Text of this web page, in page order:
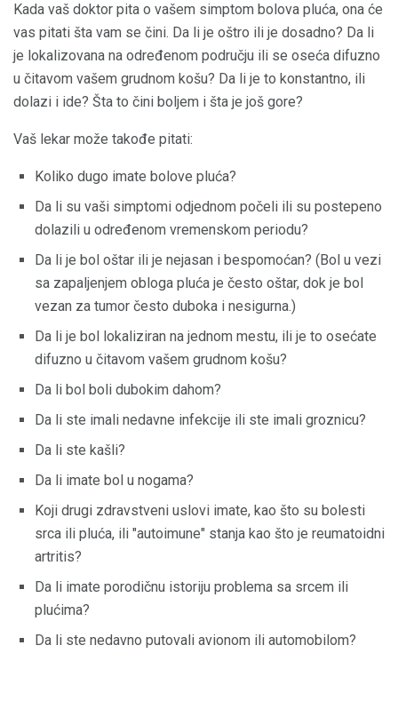
Kada vaš doktor pita o vašem simptom bolova pluća, ona će
vas pitati šta vam se čini. Da li je oštro ili je dosadno? Da li
je lokalizovana na određenom području ili se oseća difuzno
u čitavom vašem grudnom košu? Da li je to konstantno, ili
dolazi i ide? Šta to čini boljem i šta je još gore?
Vaš lekar može takođe pitati:
Koliko dugo imate bolove pluća?
Da li su vaši simptomi odjednom počeli ili su postepeno
dolazili u određenom vremenskom periodu?
Da li je bol oštar ili je nejasan i bespomoćan? (Bol u vezi
sa zapaljenjem obloga pluća je često oštar, dok je bol
vezan za tumor često duboka i nesigurna.)
Da li je bol lokaliziran na jednom mestu, ili je to osećate
difuzno u čitavom vašem grudnom košu?
Da li bol boli dubokim dahom?
Da li ste imali nedavne infekcije ili ste imali groznicu?
Da li ste kašli?
Da li imate bol u nogama?
Koji drugi zdravstveni uslovi imate, kao što su bolesti
srca ili pluća, ili "autoimune" stanja kao što je reumatoidni
artritis?
Da li imate porodičnu istoriju problema sa srcem ili
plućima?
Da li ste nedavno putovali avionom ili automobilom?